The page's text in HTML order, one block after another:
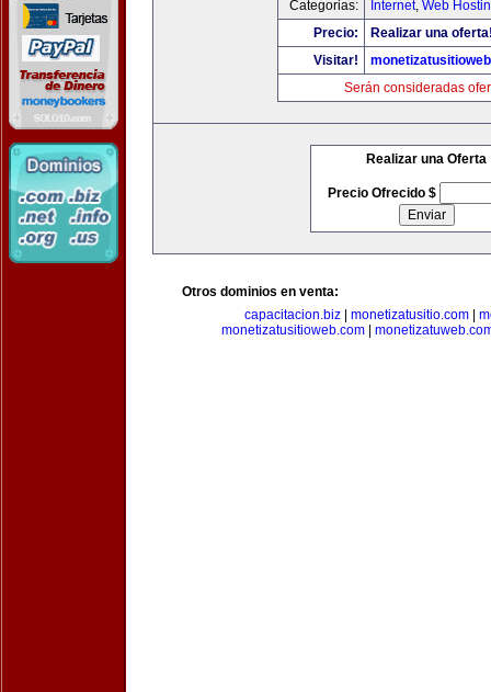
Categorias:
Internet, Web
Precio:
Realizar una
Visitar!
Serán consideradas
Realizar una Oferta
Precio Ofrecido $
Otros dominios en venta:
capacitacion.biz| monetizatusitio.com|
monetizatusitioweb.com